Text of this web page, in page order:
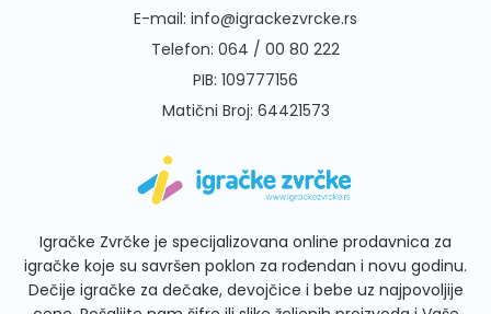
E-mail: info@igrackezvrcke.rs
Telefon: 064 / 00 80 222
PIB: 109777156
Matični Broj: 64421573
Igračke Zvrčke je specijalizovana online prodavnica za
igračke koje su savršen poklon za rođendan i novu godinu.
Dečije igračke za dečake, devojčice i bebe uz najpovoljije